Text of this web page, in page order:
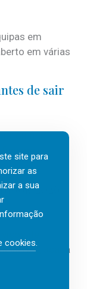
em
em várias
de sair
os fins-de-
mais
2026
de
(IA), acaba
site para
as
a sua
cookies.